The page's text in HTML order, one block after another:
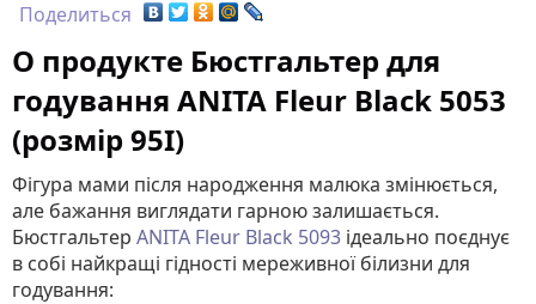
Поделиться
О продукте Бюстгальтер для
годування ANITA Fleur Black 5053
(розмір 95I)
Фігура мами після народження малюка змінюється,
але бажання виглядати гарною залишається.
Бюстгальтер ANITA Fleur Black 5093 ідеально поєднує
в собі найкращі гідності мереживної білизни для
годування: